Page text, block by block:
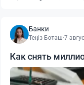
Банки
Теңіз Боташ·7
Как снять